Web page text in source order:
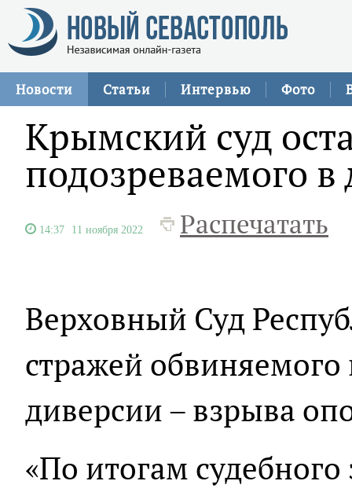
Новости Статьи Интервью Фото
Крымский суд
подозреваемого
14:37 11 ноября 2022 Распечатать
Верховный Суд
стражей
диверсии – взрыва
«По итогам судебного